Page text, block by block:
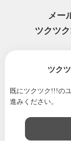
す。
2026/07/10【
で
2026/05/21 【
銀
2026/05/13
【
メー
ツクツ
ツク
既にツクツク!!!の
進みください。